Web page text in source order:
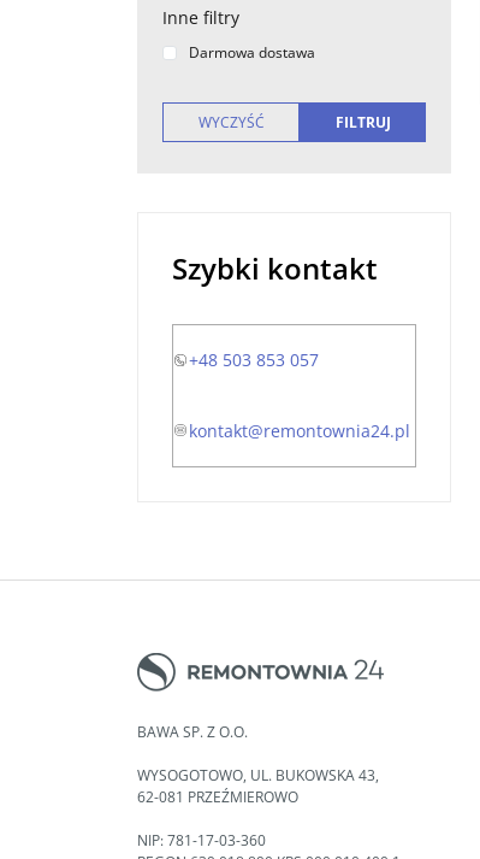
Inne filtry
Darmowa dostawa
Szybki kontakt
+48 503 853 057
kontakt@remontownia24.pl
BAWA SP. Z O.O.
WYSOGOTOWO, UL. BUKOWSKA 43,
62-081 PRZEŹMIEROWO
NIP: 781-17-03-360